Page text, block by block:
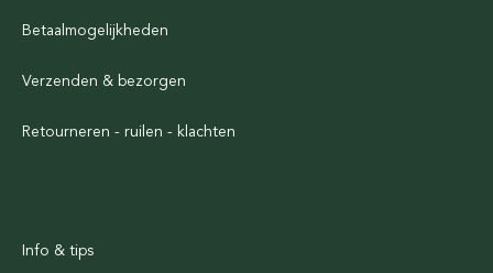
Betaalmogelijkheden
Verzenden & bezorgen
Retourneren - ruilen - klachten
Info & tips